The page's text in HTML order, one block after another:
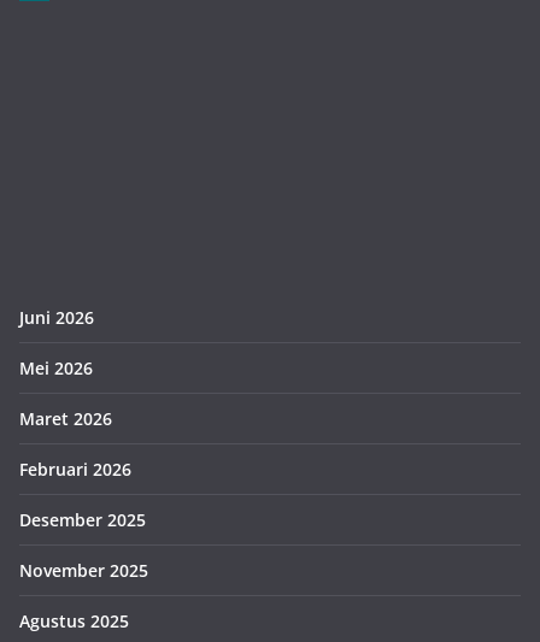
Juni 2026
Mei 2026
Maret 2026
Februari 2026
Desember 2025
November 2025
Agustus 2025